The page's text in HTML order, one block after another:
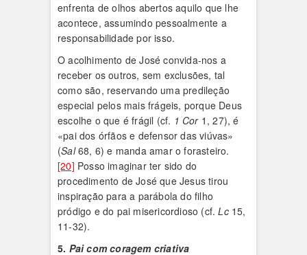
enfrenta de olhos abertos aquilo que lhe
acontece, assumindo pessoalmente a
responsabilidade por isso.
O acolhimento de José convida-nos a
receber os outros, sem exclusões, tal
como são, reservando uma predileção
especial pelos mais frágeis, porque Deus
escolhe o que é frágil (cf. 1 Cor1, 27), é
«pai dos órfãos e defensor das viúvas»
(Sal68, 6) e manda amar o forasteiro.
[20] Posso imaginar ter sido do
procedimento de José que Jesus tirou
inspiração para a parábola do filho
pródigo e do pai misericordioso (cf.Lc15,
11-32).
5. Pai com coragem criativa